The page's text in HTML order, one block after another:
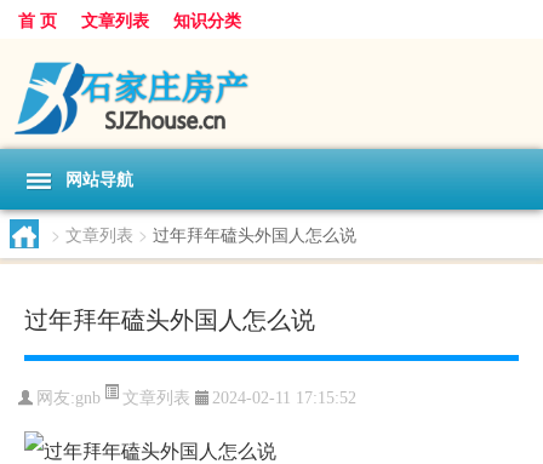
首 页 文章列表 知识分类
网站导航
> 文章列表 > 过年拜年磕头外国人怎么说
过年拜年磕头外国人怎么说
网友:gnb 文章列表 2024-02-11 17:15:52